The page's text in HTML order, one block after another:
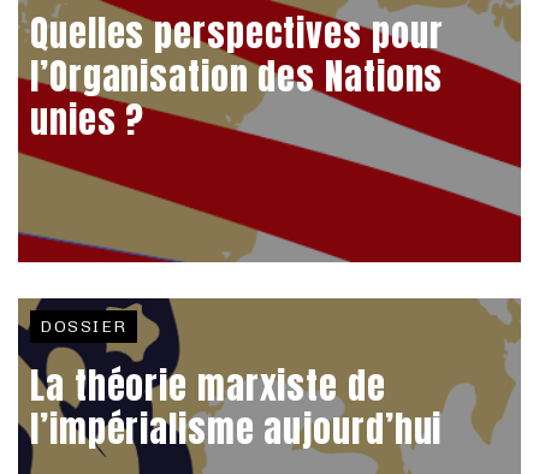
Quelles perspectives pour
l’Organisation des Nations
unies ?
DOSSIER
La théorie marxiste de
l’impérialisme aujourd’hui